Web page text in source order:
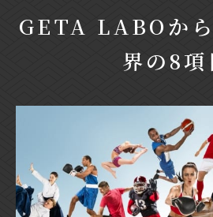
GETA LABOか
界の8項